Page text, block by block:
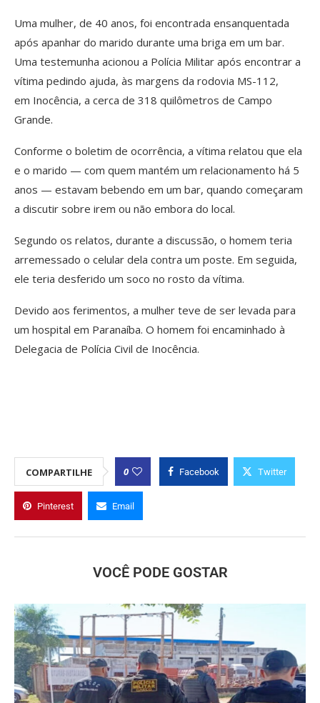
Uma mulher, de 40 anos, foi encontrada ensanquentada
após apanhar do marido durante uma briga em um bar.
Uma testemunha acionou a Polícia Militar após encontrar a
vítima pedindo ajuda, às margens da rodovia MS-112,
em Inocência, a cerca de 318 quilômetros de Campo
Grande.
Conforme o boletim de ocorrência, a vítima relatou que ela
e o marido — com quem mantém um relacionamento há 5
anos — estavam bebendo em um bar, quando começaram
a discutir sobre irem ou não embora do local.
Segundo os relatos, durante a discussão, o homem teria
arremessado o celular dela contra um poste. Em seguida,
ele teria desferido um soco no rosto da vítima.
Devido aos ferimentos, a mulher teve de ser levada para
um hospital em Paranaíba. O homem foi encaminhado à
Delegacia de Polícia Civil de Inocência.
COMPARTILHE 0 Facebook Twitter
Pinterest Email
VOCÊ PODE GOSTAR